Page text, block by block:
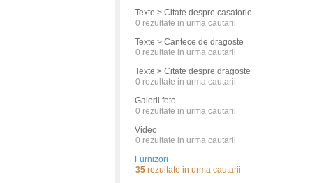
Texte > Citate despre casatorie
0 rezultate in urma cautarii
Texte > Cantece de dragoste
0 rezultate in urma cautarii
Texte > Citate despre dragoste
0 rezultate in urma cautarii
Galerii foto
0 rezultate in urma cautarii
Video
0 rezultate in urma cautarii
Furnizori
35 rezultate in urma cautarii